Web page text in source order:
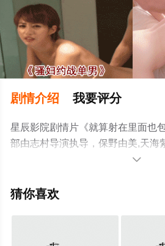
剧情介绍 我要评分
星辰影院剧情片《就算射在里面也
部由志村导演执导，保野由美,天海
花等演员精彩演绎的日本电影，手
豆瓣电影、电视猫或剧情网等平台了

猜你喜欢